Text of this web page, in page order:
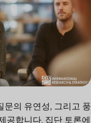
문의 유연성, 그리고 풍
공합니다. 집단 토론에